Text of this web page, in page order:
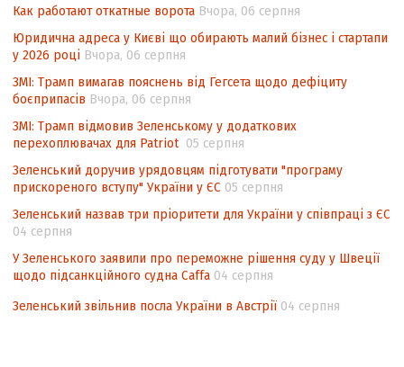
невизначеності механізму повторного
підрахунку голосів виборців
Інформаційна безпека суспільства
Как работают откатные ворота Вчора, 06 серпня
Юридична адреса у Києві що обирають малий бізнес і стартапи
у 2026 році Вчора, 06 серпня
ЗМІ: Трамп вимагав пояснень від Гегсета щодо дефіциту
боєприпасів Вчора, 06 серпня
ЗМІ: Трамп відмовив Зеленському у додаткових
перехоплювачах для Patriot 05 серпня
Зеленський доручив урядовцям підготувати "програму
прискореного вступу" України у ЄС 05 серпня
Зеленський назвав три пріоритети для України у співпраці з ЄС
04 серпня
У Зеленського заявили про переможне рішення суду у Швеції
щодо підсанкційного судна Caffa 04 серпня
Зеленський звільнив посла України в Австрії 04 серпня